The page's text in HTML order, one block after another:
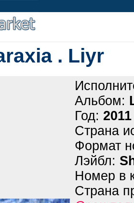
. Liyr
Альбом:
Год: 2011
Страна
Формат
Лэйбл:
Номер в
Страна